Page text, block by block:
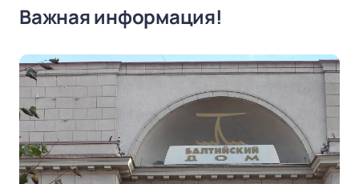
Важная информация!